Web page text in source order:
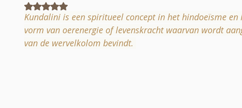
Zelfcoaching paardencoaching
Beoordeeld met NaN uit 5 sterren.
Kundalini is een spiritueel concept in het hindoeïsme
vorm van oerenergie of levenskracht waarvan wordt
van de wervelkolom bevindt.